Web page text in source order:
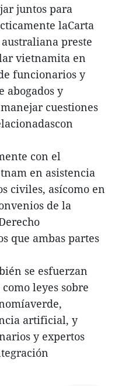
juntos para
laCarta
preste
vietnamita en
funcionarios y
abogados y
cuestiones
con el
en asistencia
civiles, asícomo en
de la
que ambas partes
se esfuerzan
leyes sobre
artificial, y
y expertos